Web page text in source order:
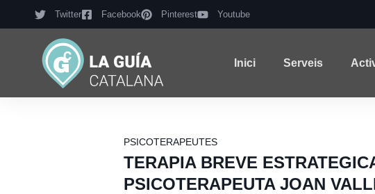
Twitter Facebook Pinterest Youtube
Inici Serveis
PSICOTERAPEUTES
TERAPIA BREVE
PSICOTERAPEUTA JOAN